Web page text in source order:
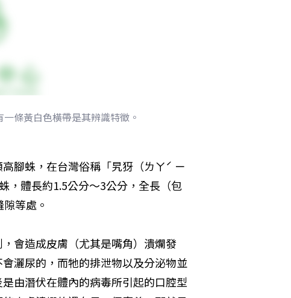
條黃白色橫帶是其辨識特徵。
腳蛛，在台灣俗稱「旯犽（ㄌㄚˊ ㄧ
，體長約1.5公分～3公分，全長（包
等處。
會造成皮膚（尤其是嘴角）潰爛發
灑尿的，而牠的排泄物以及分泌物並
由潛伏在體內的病毒所引起的口腔型